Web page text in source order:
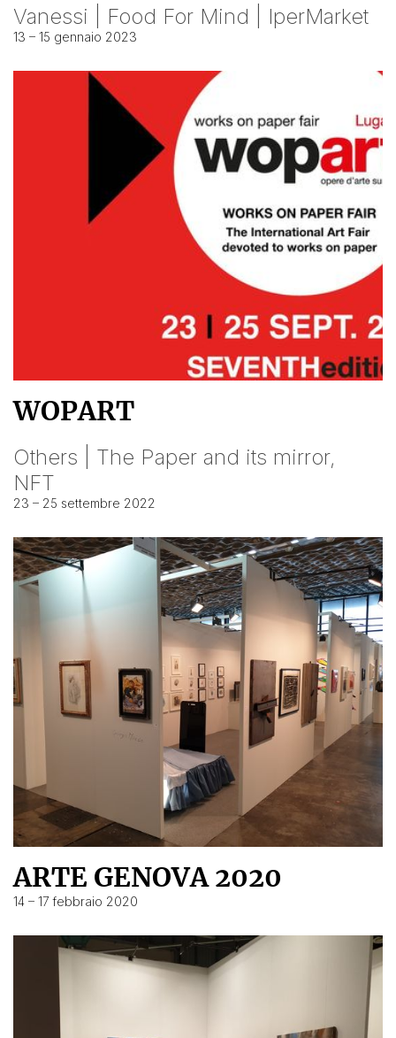
Vanessi | Food For Mind | IperMarket
13 – 15 gennaio 2023
WOPART
Others | The Paper and its mirror,
NFT
23 – 25 settembre 2022
ARTE GENOVA 2020
14 – 17 febbraio 2020